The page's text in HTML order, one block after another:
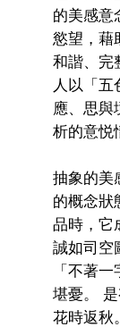
的美感意
慾望，藉
和諧、完
人以「五
應、思與
析的意悦
抽象的美
的概念狀
品時，它
誠如司空
「不著
堪憂。
花時返秋